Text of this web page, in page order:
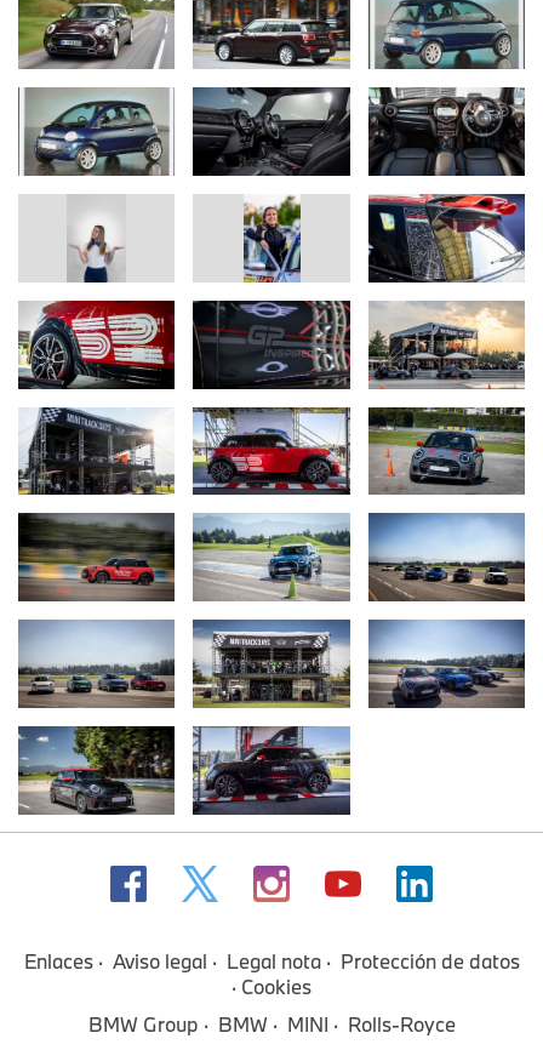
Enlaces Aviso legal Legal nota
Protección de datos
Cookies
BMW Group
BMW MINI Rolls-Royce